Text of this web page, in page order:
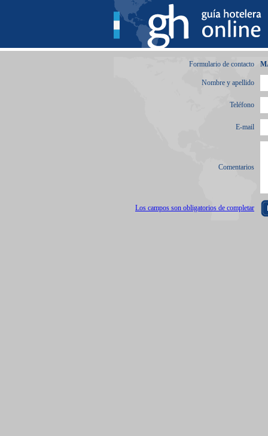
Formulario de contacto
Nombre y apellido
Teléfono
E-mail
Comentarios
Los campos son obligatorios de completar